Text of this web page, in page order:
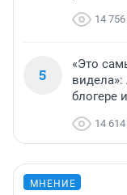
14 756
5
«Это
блогере
14 614
МНЕНИЕ